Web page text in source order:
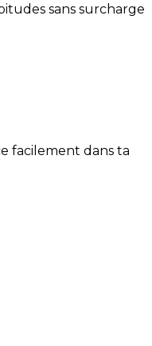
sans surcharge
facilement dans ta